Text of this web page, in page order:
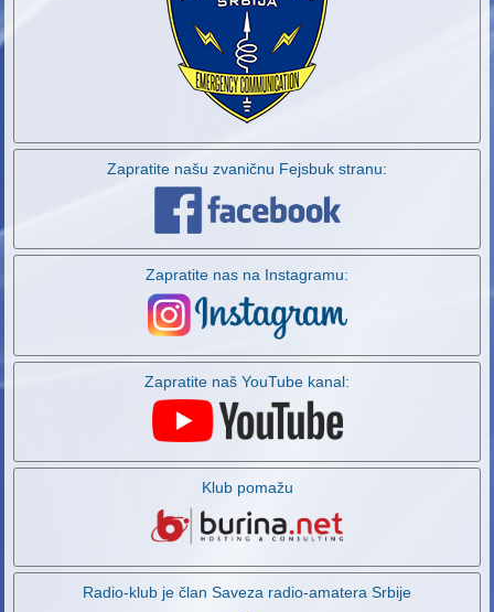
Zapratite našu zvaničnu Fejsbuk stranu:
Zapratite nas na Instagramu:
Zapratite naš YouTube kanal:
Klub pomažu
Radio-klub je član Saveza radio-amatera Srbije